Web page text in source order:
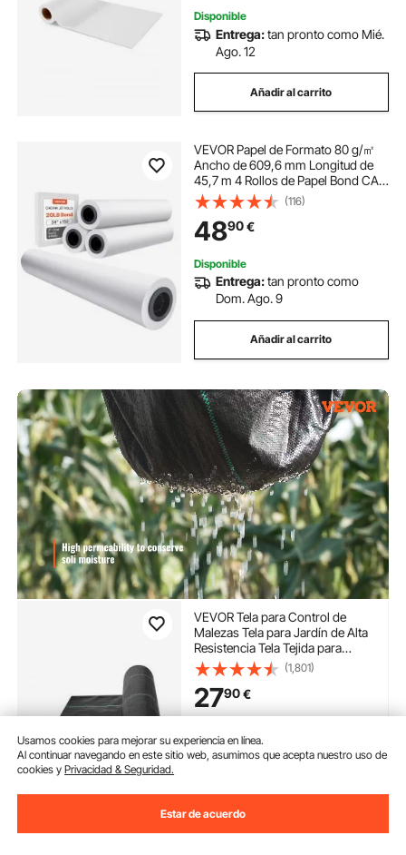
Blanco, 25 uds
Disponible
Entrega:tan pronto como Mié.
Ago. 12
Añadir al carrito
VEVOR Papel de Formato 80 g/㎡
Ancho de 609,6 mm Longitud de
45,7 m 4 Rollos de Papel Bond CAD
con Núcleo de 50,8 mm Rollos de
Papel Bond para Trazador para
Dibujos CAD, Planos de Ingeniería,
Blanco
(116)
4890€
Disponible
Entrega:tan pronto como
Dom. Ago. 9
Añadir al carrito
VEVOR Tela para Control de
Malezas Tela para Jardín de Alta
Resistencia Tela Tejida para
Control de Malezas de PP Tela
Geotextil para Paisajismo Vellón
de Malas Hierbas 1 x 50 m, 100
g/m², Negro
(1,801)
2790€
Disponible
Entrega:tan pronto como
Añadir al carrito
Usamos cookies para mejorar su experiencia en línea.
Al continuar navegando en este sitio web, asumimos que acepta nuestro uso de
cookies yPrivacidad & Seguridad.
Estar de acuerdo